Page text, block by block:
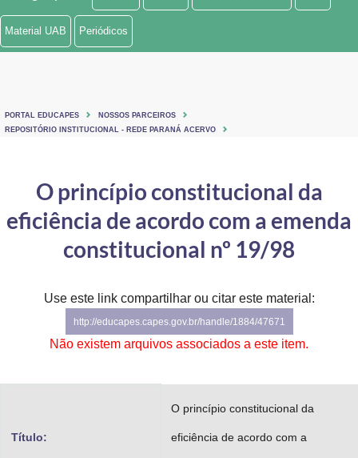
Ministério de Minas e Energia
Ministério do Turismo
Controladoria-Geral da União
Secretaria de Governo
Gabinete de Segurança Institucional
Planalto
Material UAB Periódicos
PORTAL EDUCAPES
NOSSOS PARCEIROS
REPOSITÓRIO INSTITUCIONAL - REDE PARANÁ ACERVO
O princípio constitucional da
eficiência de acordo com a emenda
constitucional nº 19/98
Use este link compartilhar ou citar este material:
http://educapes.capes.gov.br/handle/1884/47671
Não existem arquivos associados a este item.
Título:
O princípio constitucional da
eficiência de acordo com a